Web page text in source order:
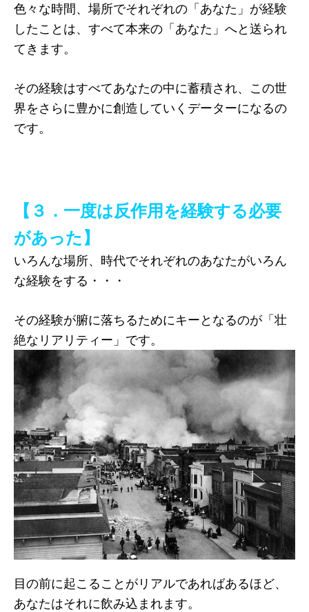
色々な時間、場所でそれぞれの「あなた」が経験
したことは、すべて本来の「あなた」へと送られ
てきます。
その経験はすべてあなたの中に蓄積され、この世
界をさらに豊かに創造していくデーターになるの
です。
【３．一度は反作用を経験する必要
があった】
いろんな場所、時代でそれぞれのあなたがいろん
な経験をする・・・
その経験が腑に落ちるためにキーとなるのが「壮
絶なリアリティー」です。
目の前に起こることがリアルであればあるほど、
あなたはそれに飲み込まれます。